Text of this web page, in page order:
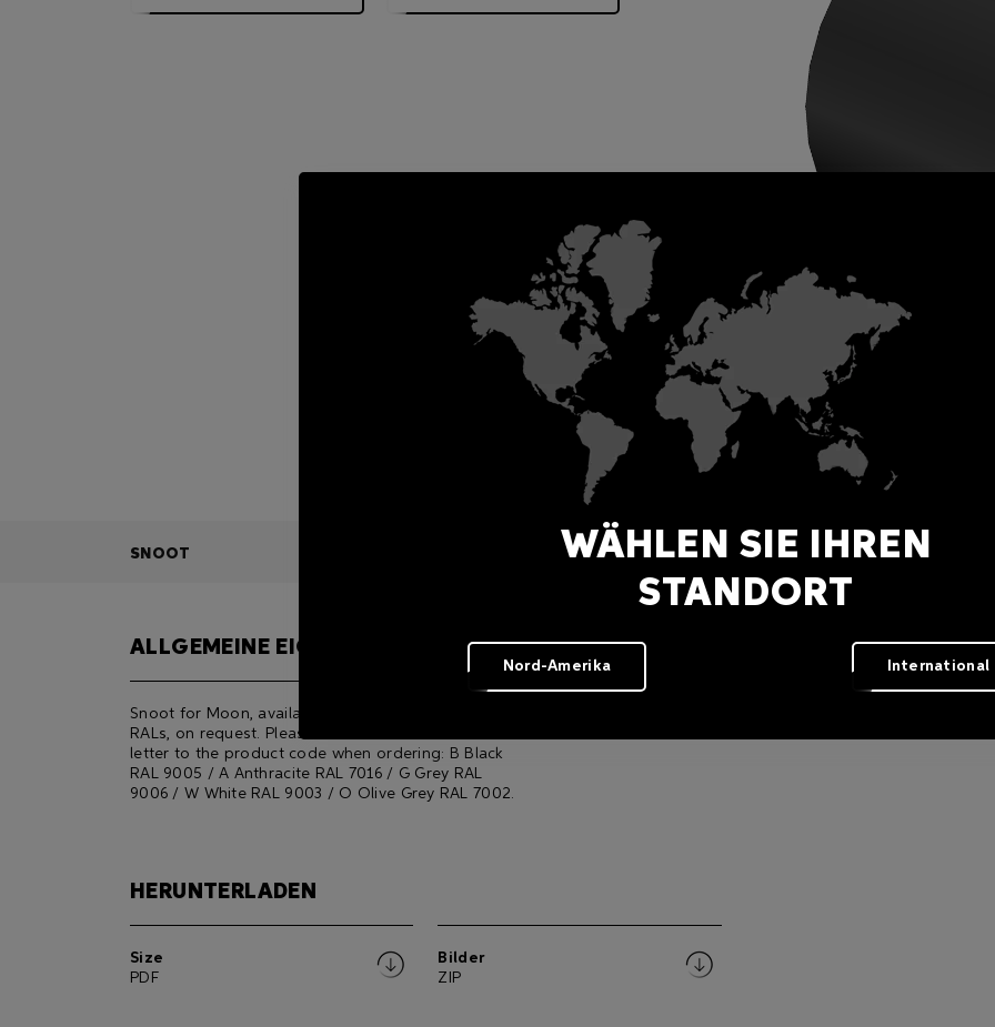
SNOOT
ALLGEMEINE EIGENSCHAFTEN
Snoot for Moon, available in standard and custom
RALs, on request. Please add the RAL relevant
letter to the product code when ordering: B Black
RAL 9005 / A Anthracite RAL 7016 / G Grey RAL
9006 / W White RAL 9003 / O Olive Grey RAL 7002.
HERUNTERLADEN
Size
PDF
Bilder
ZIP
WÄHLEN SIE IHREN
STANDORT
Nord-Amerika International